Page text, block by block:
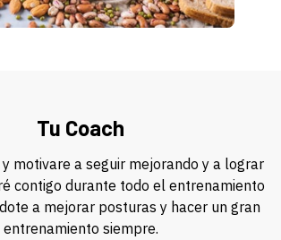
Tu Coach
motivare a seguir mejorando y a lograr
contigo durante todo el entrenamiento
a mejorar posturas y hacer un gran
entrenamiento siempre.